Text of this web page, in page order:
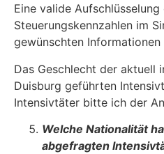
Eine valide
Steuerungskennzahlen im
gewünschten
Das Geschlecht der aktuell
Duisburg geführten
Intensivtäter bitte ich der
Welche Nationalität
abgefragten